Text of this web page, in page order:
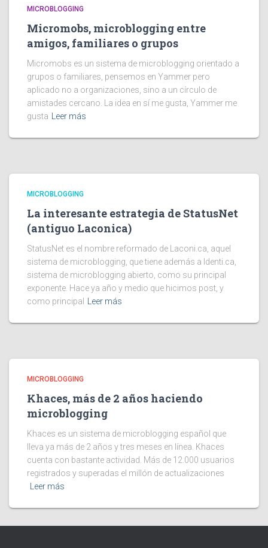
MICROBLOGGING
Micromobs, microblogging entre
amigos, familiares o grupos
Micromobs es un sistema de microblogging orientado a
grupos o familiares, pensemos en Yammer pero
aplicado no a organizaciones, sino a un círculo de
amistades cercano. La idea en sí me gusta, Yammer me
gusta
Leer más
MICROBLOGGING
La interesante estrategia de StatusNet
(antiguo Laconica)
StatusNet es el nombre reformado de Laconi.ca, aquel
sistema de microblogging, que tiene además a Identi.ca,
sistema de microblogging abierto, como su principal
exponente. Hace ya año y medio que hicimos post, y
como principal
Leer más
MICROBLOGGING
Khaces, más de 2 años haciendo
microblogging
Khaces es un sistema de microblogging español que
lleva ya más de 2 años y tres meses en línea. Khaces
cuenta con bastante actividad. Más de 12.000 usuarios
registrados y superadas el millón de actualizaciones
Leer más